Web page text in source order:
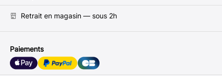
Retrait en magasin — sous 2h
Paiements